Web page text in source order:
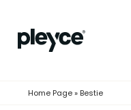
Home Page» Bestie